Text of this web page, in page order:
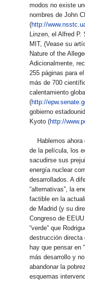
modos no existe
nombres de John
(http://
Linzen, el Alfred P.
MIT, (Vease su
Nature of the
Adicionalmente,
255 páginas para
más de 700
calentamiento
(http://
gobierno
Kyoto (http://
Hablemos
de la película, los
sacudirse sus
energía nuclear
desarrollados. A
“alternativas”, la
factible en la
de Madrid (y su
Congreso de
“verde” que
destrucción directa
hay que pensar en
más desarrollo y
abandonar la
esquemas